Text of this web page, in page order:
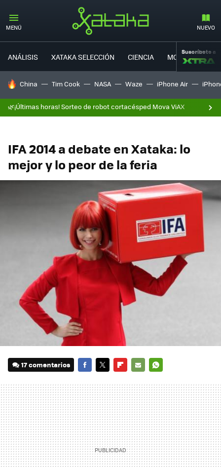
MENÚ NUEVO
ANÁLISIS XATAKA SELECCIÓN CIENCIA MOVILIDAD
Suscríbete a
HOY SE HABLA DE
China Tim Cook NASA Waze iPhone Air
🌿¡Últimas horas! Sorteo de robot cortacésped Mova ViAX
IFA 2014 a debate en Xataka: lo
mejor y lo peor de la feria
17 comentarios
MAIL